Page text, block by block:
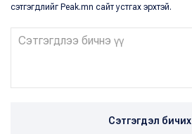
сэтгэгдлийг Peak.mn сайт устгах эрхтэй.
Сэтгэгдэл бичих